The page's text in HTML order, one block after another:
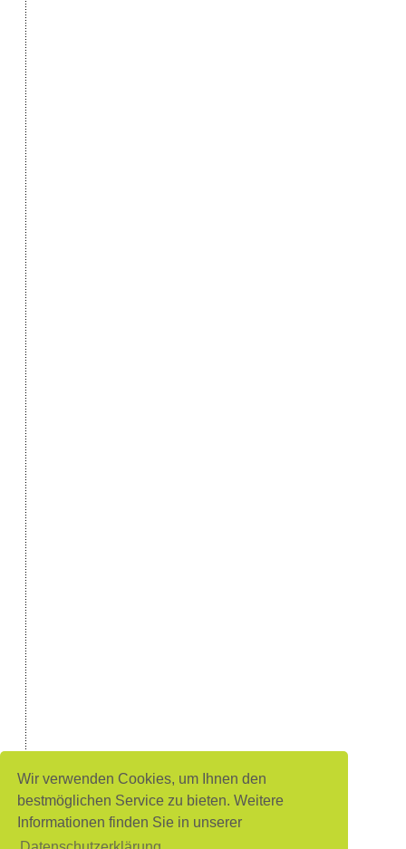
Wir verwenden Cookies, um Ihnen den
bestmöglichen Service zu bieten. Weitere
Informationen finden Sie in unserer